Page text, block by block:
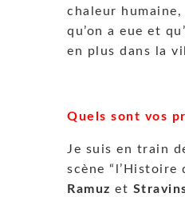
chaleur
qu’on a eue et
en plus dans la
Quels sont vos
Je suis en train
scène “l’Histoire
Ramuz et